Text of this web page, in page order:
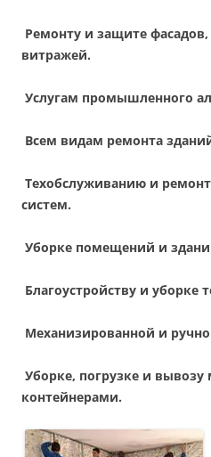
Ремонту и защите
витражей.
Услугам промышленного
Всем видам ремонта
Техобслуживанию и
систем.
Уборке помещений и
Благоустройству и уборке
Механизированной и
Уборке, погрузке и вывозу
контейнерами.